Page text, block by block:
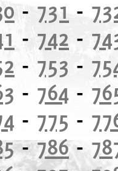
- 731 -
- 742 -
- 753 -
- 764 -
- 775 -
-786-